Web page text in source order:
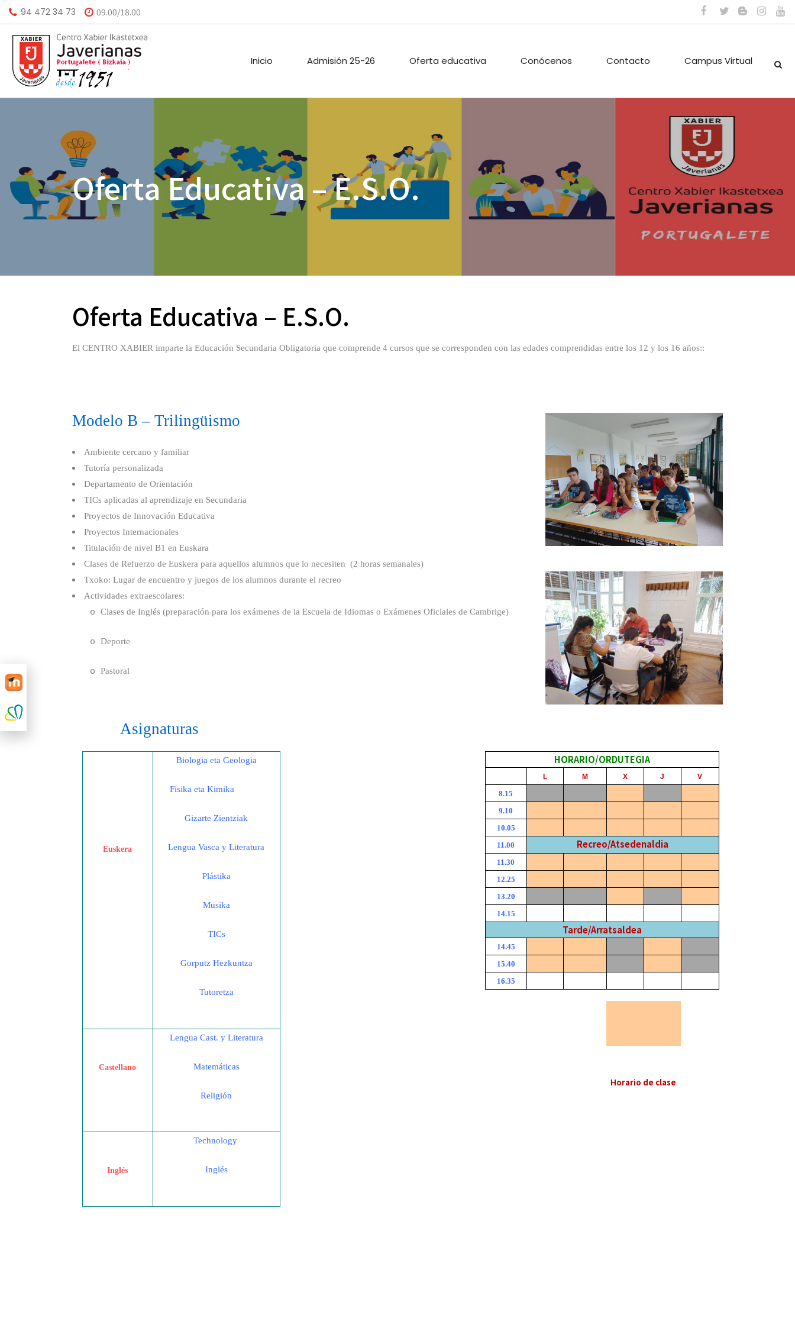
94 472 34 73 09.00/18.00
Inicio Admisión 25-26 Oferta educativa Conócenos
VISIÓN
CALENDARIO ESCOLAR
BIBLIOTECA
HORARIO PÚBLICO
INSTALACIONES
PROYECTOS DE
INNOVACIÓN
PROYECTO DIGITAL DE
CENTRO
CALIDAD
ACTIVIDADES
EXTRAESCOLARES
Contacto Campus Virtual
Oferta Educativa – E.S.O.
Oferta Educativa – E.S.O.
El CENTRO XABIER imparte la Educación Secundaria Obligatoria que comprende 4 cursos que se corresponden con las edades comprendidas entre los 12 y los 16 años::
Modelo B – Trilingüismo
Ambiente cercano y familiar
Tutoría personalizada
Departamento de Orientación
TICs aplicadas al aprendizaje en Secundaria
Proyectos de Innovación Educativa
Proyectos Internacionales
Titulación de nivel B1 en Euskara
Clases de Refuerzo de Euskera para aquellos alumnos que lo necesiten (2 horas semanales)
Txoko: Lugar de encuentro y juegos de los alumnos durante el recreo
Actividades extraescolares:
o Clases de Inglés (preparación para los exámenes de la Escuela de Idiomas o Exámenes Oficiales de Cambrige)
o Deporte
o Pastoral
Asignaturas
HORARIO/ORDUTEGIA
L M X J V
8.15
9.10
10.05
11.00
Recreo/Atsedenaldia
11.30
12.25
13.20
14.15
Tarde/Arratsaldea
14.45
15.40
16.35
Horario de clase
Euskera
Biologia eta Geologia
Fisika eta Kimika
Gizarte Zientziak
Lengua Vasca y Literatura
Plástika
Musika
TICs
Gorputz Hezkuntza
Tutoretza
Castellano
Lengua Cast. y Literatura
Matemáticas
Religión
Inglés
Technology
Inglés